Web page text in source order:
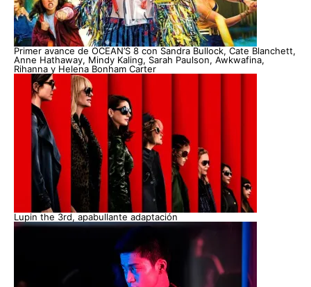
Primer avance de OCEAN’S 8 con Sandra Bullock, Cate Blanchett,
Anne Hathaway, Mindy Kaling, Sarah Paulson, Awkwafina,
Rihanna y Helena Bonham Carter
Lupin the 3rd, apabullante adaptación